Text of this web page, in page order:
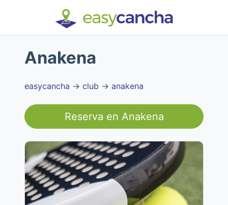
Anakena
easycancha → club → anakena
Reserva en Anakena